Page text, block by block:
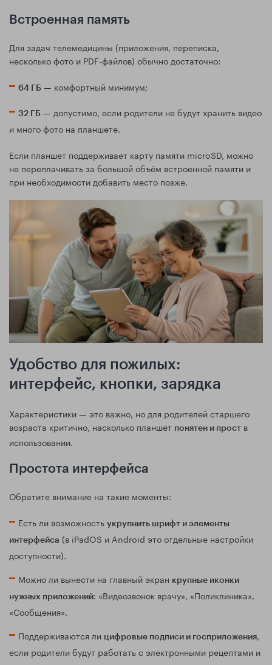
Встроенная память
Для задач телемедицины (приложения, переписка,
несколько фото и PDF-файлов) обычно достаточно:
64 ГБ — комфортный минимум;
32 ГБ — допустимо, если родители не будут хранить видео
и много фото на планшете.
Если планшет поддерживает карту памяти microSD, можно
не переплачивать за большой объём встроенной памяти и
при необходимости добавить место позже.
Удобство для пожилых:
интерфейс, кнопки, зарядка
Характеристики — это важно, но для родителей старшего
возраста критично, насколько планшет понятен и прост в
использовании.
Простота интерфейса
Обратите внимание на такие моменты:
Есть ли возможность укрупнить шрифт и элементы
интерфейса (в iPadOS и Android это отдельные настройки
доступности).
Можно ли вынести на главный экран крупные иконки
нужных приложений: «Видеозвонок врачу», «Поликлиника»,
«Сообщения».
Поддерживаются ли цифровые подписи и госприложения,
если родители будут работать с электронными рецептами и